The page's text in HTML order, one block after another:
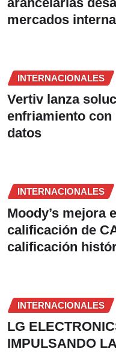
mercados
INTERNACIONALES
Vertiv lanza
enfriamiento con
datos
INTERNACIONALES
Moody’s mejora
calificación de
calificación
INTERNACIONALES
LG
IMPULSANDO